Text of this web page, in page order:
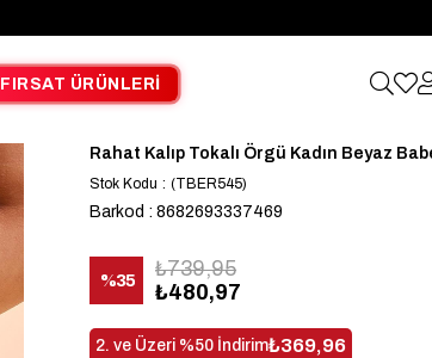
FIRSAT ÜRÜNLERİ
Rahat Kalıp Tokalı Örgü Kadın Beyaz
Stok Kodu (TBER545)
Barkod : 8682693337469
%35
İndirim
₺739,95
₺480,97
2. ve Üzeri %50 İndirim₺369,96